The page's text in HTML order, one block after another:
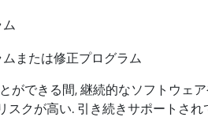
または修正プログラム
ができる間, 継続的なソフトウェ
スクが高い. 引き続きサポートさ